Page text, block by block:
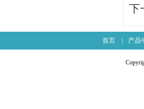
下
首页 | 产品